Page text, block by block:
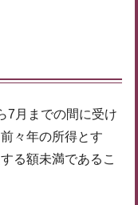
7月までの間に受け
々年の所得とす
る額未満であるこ